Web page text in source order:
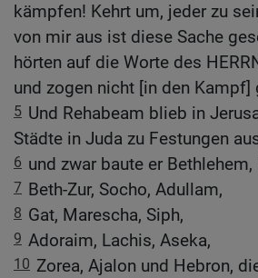
kämpfen! Kehrt um, jeder zu
von mir aus ist diese Sache
hörten auf die Worte des
und zogen nicht [in den Kampf]
5 Und Rehabeam blieb in
Städte in Juda zu Festungen
6 und zwar baute er Bethlehem,
7 Beth-Zur, Socho, Adullam,
8 Gat, Marescha, Siph,
9 Adoraim, Lachis, Aseka,
10 Zorea, Ajalon und Hebron,